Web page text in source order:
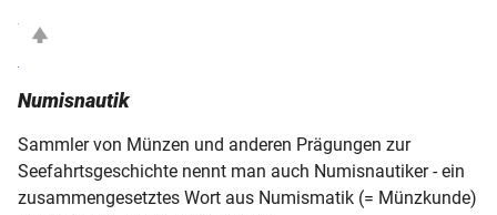
Numisnautik
Sammler von Münzen und anderen Prägungen zur
Seefahrtsgeschichte nennt man auch Numisnautiker - ein
zusammengesetztes Wort aus Numismatik (= Münzkunde)